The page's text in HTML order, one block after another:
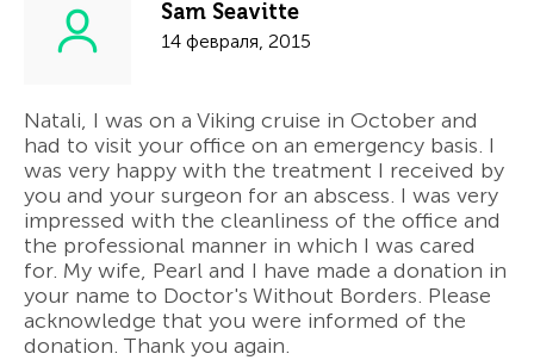
Sam Seavitte
14 февраля, 2015
Natali, I was on a Viking cruise in October and
had to visit your office on an emergency basis. I
was very happy with the treatment I received by
you and your surgeon for an abscess. I was very
impressed with the cleanliness of the office and
the professional manner in which I was cared
for. My wife, Pearl and I have made a donation in
your name to Doctor's Without Borders. Please
acknowledge that you were informed of the
donation. Thank you again.